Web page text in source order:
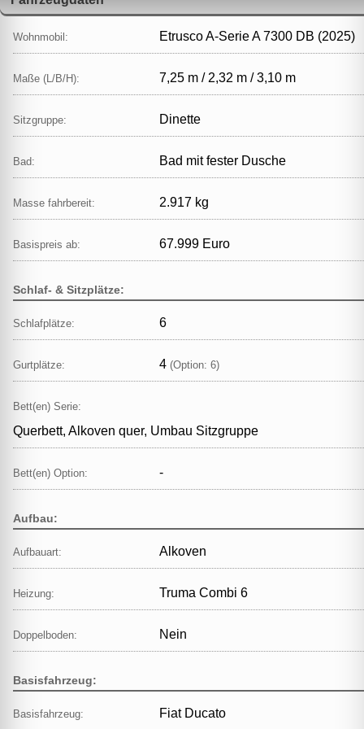
Wohnmobil: Etrusco A-Serie A 7300 DB (2025)
Maße (L/B/H): 7,25 m / 2,32 m / 3,10 m
Sitzgruppe: Dinette
Bad: Bad mit fester Dusche
Masse fahrbereit: 2.917 kg
Basispreis ab: 67.999 Euro
Schlaf- & Sitzplätze:
Schlafplätze: 6
Gurtplätze: 4 (Option: 6)
Bett(en) Serie:
Querbett, Alkoven quer, Umbau Sitzgruppe
Bett(en) Option: -
Aufbau:
Aufbauart: Alkoven
Heizung: Truma Combi 6
Doppelboden: Nein
Basisfahrzeug:
Basisfahrzeug: Fiat Ducato